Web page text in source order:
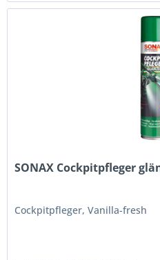
SONAX Cockpitpfleger
Cockpitpfleger, Vanilla-fresh